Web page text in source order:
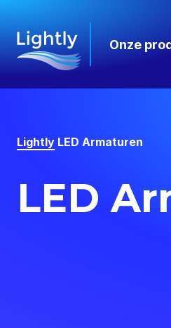
Onze
Lightly LED Armaturen
LED